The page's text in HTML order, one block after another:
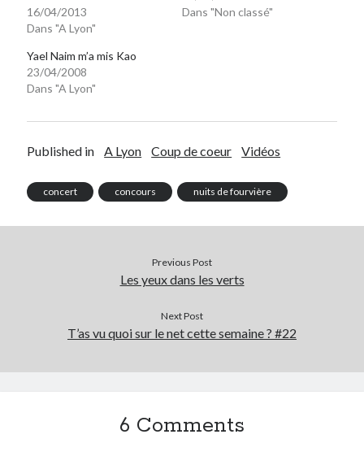
16/04/2013
Dans "A Lyon"
Dans "Non classé"
Yael Naim m’a mis Kao
23/04/2008
Dans "A Lyon"
Published in A Lyon Coup de coeur Vidéos
concert concours nuits de fourvière
Previous Post
Les yeux dans les verts
Next Post
T’as vu quoi sur le net cette semaine ? #22
6 Comments